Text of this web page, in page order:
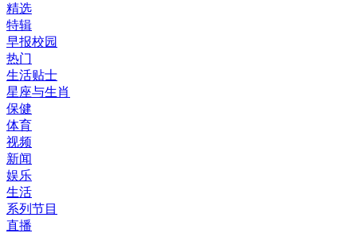
精选
特辑
早报校园
热门
生活贴士
星座与生肖
保健
体育
视频
新闻
娱乐
生活
系列节目
直播